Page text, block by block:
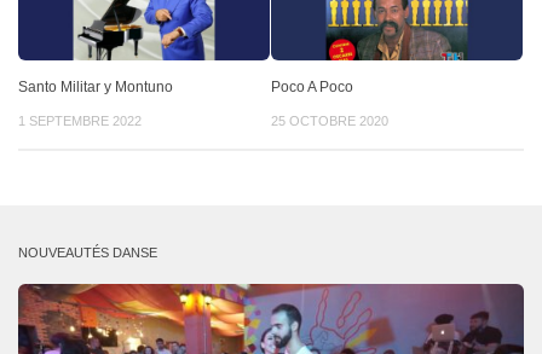
Santo Militar y Montuno
1 SEPTEMBRE 2022
Poco A Poco
25 OCTOBRE 2020
NOUVEAUTÉS DANSE